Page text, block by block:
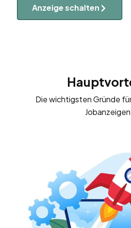
Anzeige schalten
Die wichtigsten Gründe